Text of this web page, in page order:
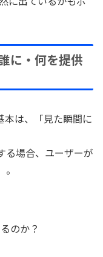
に・何を提供
本は、「見た瞬間に
る場合、ユーザーが
のか？